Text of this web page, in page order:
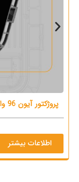
پروژکتور آیون 96 وات PR
اطلاعات بیشتر